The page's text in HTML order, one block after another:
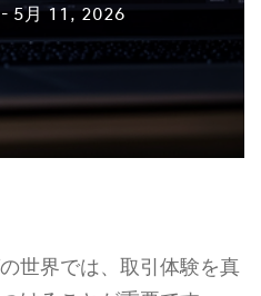
- 5月 11, 2026
世界では、取引体験を真